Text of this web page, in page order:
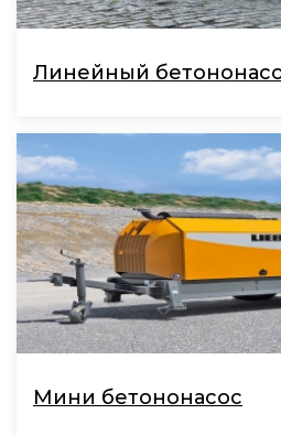
Линейный
Мини бетононасос